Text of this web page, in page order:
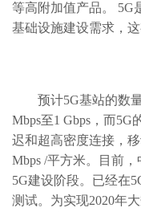
等高附加值产品。 5G
基础设施建设需求，
预计5G基站的数
Mbps至1 Gbps，而5G
迟和超高密度连接，
Mbps /平方米。目前
5G建设阶段。已经在
测试。为实现2020年